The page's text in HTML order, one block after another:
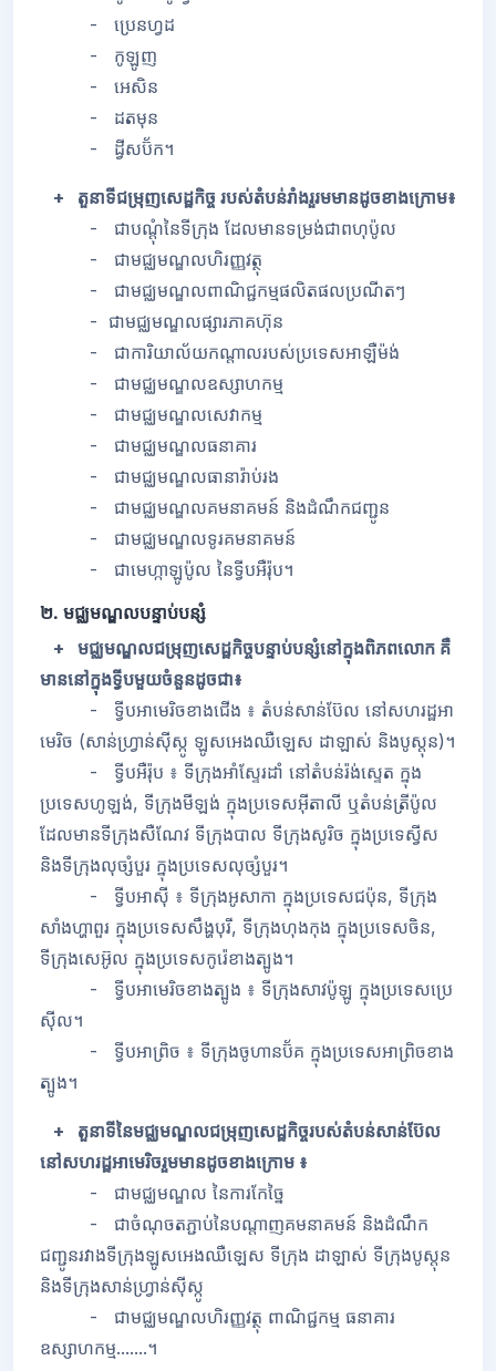
- ប្រេនហ្វដ
- កូឡូញ
- អេសិន
- ដតមុន
- ដ្វីសប៊័ក។
+ តួនាទីជម្រុញសេដ្ឋកិច្ច របស់តំបន់រាំងរួរមមានដូចខាងក្រោម៖
- ជាបណ្តុំនៃទីក្រុង ដែលមានទម្រង់ជាពហុប៉ូល
- ជាមជ្ឈមណ្ឌលហិរញ្ញវត្ថុ
- ជាមជ្ឈមណ្ឌលពាណិជ្ជកម្មផលិតផលប្រណីតៗ
- ជាមជ្ឈមណ្ឌលផ្សារភាគហ៊ុន
- ជាការិយាល័យកណ្តាលរបស់ប្រទេសអាឡឺម៉ង់
- ជាមជ្ឈមណ្ឌលឧស្សាហកម្ម
- ជាមជ្ឈមណ្ឌលសេវាកម្ម
- ជាមជ្ឈមណ្ឌលធនាគារ
- ជាមជ្ឈមណ្ឌលធានារ៉ាប់រង
- ជាមជ្ឈមណ្ឌលគមនាគមន៍ និងដំណឹកជញ្ជូន
- ជាមជ្ឈមណ្ឌលទូរគមនាគមន៍
- ជាមេហ្កាឡូប៉ូល នៃទ្វីបអឺរ៉ុប។
២. មជ្ឈមណ្ឌលបន្ទាប់បន្សំ
+ មជ្ឈមណ្ឌលជម្រុញសេដ្ឋកិច្ចបន្ទាប់បន្សំនៅក្នុងពិភពលោក គឺ
មាននៅក្នុងទ្វីបមួយចំនួនដូចជា៖
- ទ្វីបអាមេរិចខាងជើង ៖ តំបន់សាន់ប៊ែល នៅសហរដ្ឋអា
មេរិច (សាន់ហ្វ្រាន់ស៊ីស្កូ ឡូសអេងឈឺឡេស ដាឡាស់ និងបូស្តុន)។
- ទ្វីបអឺរ៉ុប ៖ ទីក្រុងអាំស្ទែរដាំ នៅតំបន់រ៉ង់ស្ទេត ក្នុង
ប្រទេសហូឡង់, ទីក្រុងមីឡង់ ក្នុងប្រទេសអ៊ីតាលី ឬតំបន់ត្រីប៉ូល
ដែលមានទីក្រុងសឺណែវ ទីក្រុងបាល ទីក្រុងសូរិច ក្នុងប្រទេស្វីស
និងទីក្រុងលុច្សំបួរ ក្នុងប្រទេសលុច្សំបួរ។
- ទ្វីបអាស៊ី ៖ ទីក្រុងអូសាកា ក្នុងប្រទេសជប៉ុន, ទីក្រុង
សាំងហ្ហាពួរ ក្នុងប្រទេសសឹង្ហបុរី, ទីក្រុងហុងកុង ក្នុងប្រទេសចិន,
ទីក្រុងសេអ៊ូល ក្នុងប្រទេសកូរ៉េខាងត្បូង។
- ទ្វីបអាមេរិចខាងត្បូង ៖ ទីក្រុងសាវប៉ូឡូ ក្នុងប្រទេសប្រេ
ស៊ីល។
- ទ្វីបអាព្រិច ៖ ទីក្រុងចូហានប៊័គ ក្នុងប្រទេសអាព្រិចខាង
ត្បូង។
+ តួនាទីនៃមជ្ឈមណ្ឌលជម្រុញសេដ្ឋកិច្ចរបស់តំបន់សាន់ប៊ែល
នៅសហរដ្ឋអាមេរិចរួមមានដូចខាងក្រោម ៖
- ជាមជ្ឈមណ្ឌល នៃការកែច្នៃ
- ជាចំណុចតភ្ជាប់នៃបណ្តាញគមនាគមន៍ និងដំណឹក
ជញ្ជូនរវាងទីក្រុងឡូសអេងឈឺឡេស ទីក្រុង ដាឡាស់ ទីក្រុងបូស្តុន
និងទីក្រុងសាន់ហ្រ្វាន់ស៊ីស្កូ
- ជាមជ្ឈមណ្ឌលហិរញ្ញវត្ថុ ពាណិជ្ជកម្ម ធនាគារ
ឧស្សាហកម្ម.......។